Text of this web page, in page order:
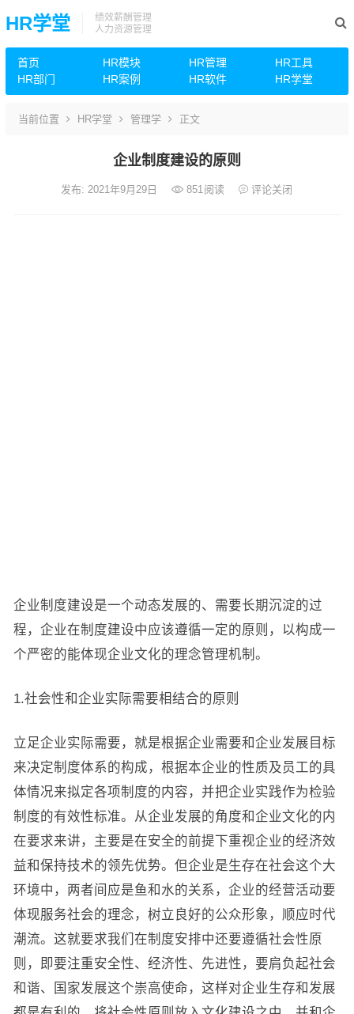
HR学堂
绩效薪酬管理
人力资源管理
首页 HR模块 HR管理
HR工具
HR部门
HR案例 HR软件 HR学堂
当前位置 HR学堂 管理学 正文
企业制度建设的原则
发布: 2021年9月29日 851阅读 评论关闭
企业制度建设是一个动态发展的、需要长期沉淀的过
程，企业在制度建设中应该遵循一定的原则，以构成一
个严密的能体现企业文化的理念管理机制。
1.社会性和企业实际需要相结合的原则
立足企业实际需要，就是根据企业需要和企业发展目标
来决定制度体系的构成，根据本企业的性质及员工的具
体情况来拟定各项制度的内容，并把企业实践作为检验
制度的有效性标准。从企业发展的角度和企业文化的内
在要求来讲，主要是在安全的前提下重视企业的经济效
益和保持技术的领先优势。但企业是生存在社会这个大
环境中，两者间应是鱼和水的关系，企业的经营活动要
体现服务社会的理念，树立良好的公众形象，顺应时代
潮流。这就要求我们在制度安排中还要遵循社会性原
则，即要注重安全性、经济性、先进性，要肩负起社会
和谐、国家发展这个崇高使命，这样对企业生存和发展